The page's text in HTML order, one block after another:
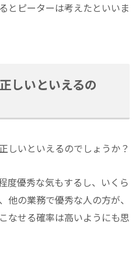
とピーターは考えたといいま
しいといえるの
しいといえるのでしょうか？
度優秀な気もするし、いくら
の業務で優秀な人の方が、
なせる確率は高いようにも思